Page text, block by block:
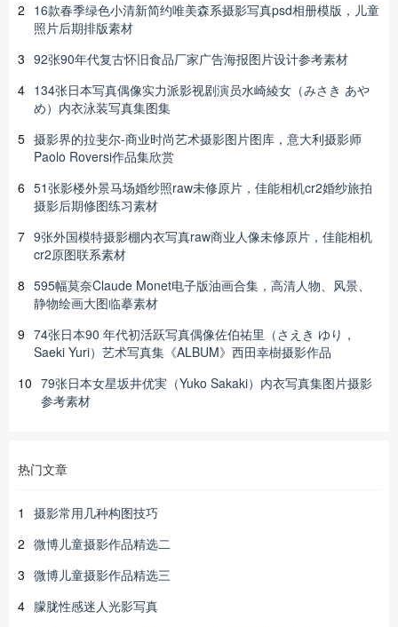
2 16款春季绿色小清新简约唯美森系摄影写真psd相册模版，儿童
照片后期排版素材
3 92张90年代复古怀旧食品厂家广告海报图片设计参考素材
4 134张日本写真偶像实力派影视剧演员水崎綾女（みさき あや
め）内衣泳装写真集图集
5 摄影界的拉斐尔-商业时尚艺术摄影图片图库，意大利摄影师
Paolo Roversi作品集欣赏
6 51张影楼外景马场婚纱照raw未修原片，佳能相机cr2婚纱旅拍
摄影后期修图练习素材
7 9张外国模特摄影棚内衣写真raw商业人像未修原片，佳能相机
cr2原图联系素材
8 595幅莫奈Claude Monet电子版油画合集，高清人物、风景、
静物绘画大图临摹素材
9 74张日本90 年代初活跃写真偶像佐伯祐里（さえき ゆり，
Saeki Yuri）艺术写真集《ALBUM》西田幸樹摄影作品
10 79张日本女星坂井优実（Yuko Sakaki）内衣写真集图片摄影
参考素材
热门文章
1
摄影常用几种构图技巧
2 微博儿童摄影作品精选二
3 微博儿童摄影作品精选三
4 朦胧性感迷人光影写真